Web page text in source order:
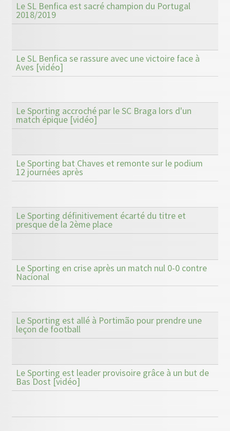
Le SL Benfica est sacré champion du Portugal
2018/2019
Le SL Benfica se rassure avec une victoire face à
Aves [vidéo]
Le Sporting accroché par le SC Braga lors d'un
match épique [vidéo]
Le Sporting bat Chaves et remonte sur le podium
12 journées après
Le Sporting définitivement écarté du titre et
presque de la 2ème place
Le Sporting en crise après un match nul 0-0 contre
Nacional
Le Sporting est allé à Portimão pour prendre une
leçon de football
Le Sporting est leader provisoire grâce à un but de
Bas Dost [vidéo]